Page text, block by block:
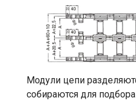
Модули цепи
собираются для